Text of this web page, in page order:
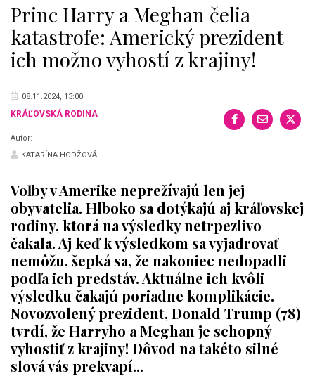
Princ Harry a Meghan čelia
katastrofe: Americký prezident
ich možno vyhostí z krajiny!
08.11.2024, 13:00
KRÁĽOVSKÁ RODINA
Autor:
KATARÍNA HODŽOVÁ
Voľby v Amerike neprežívajú len jej
obyvatelia. Hlboko sa dotýkajú aj kráľovskej
rodiny, ktorá na výsledky netrpezlivo
čakala. Aj keď k výsledkom sa vyjadrovať
nemôžu, šepká sa, že nakoniec nedopadli
podľa ich predstáv. Aktuálne ich kvôli
výsledku čakajú poriadne komplikácie.
Novozvolený prezident, Donald Trump (78)
tvrdí, že Harryho a Meghan je schopný
vyhostiť z krajiny! Dôvod na takéto silné
slová vás prekvapí...